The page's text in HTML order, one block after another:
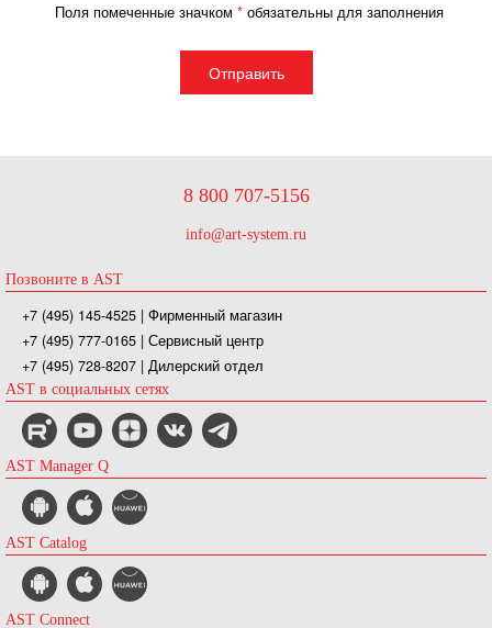
Поля помеченные значком *обязательны для заполнения
8 800 707-5156
info@art-system.ru
Позвоните в AST
+7 (495) 145-4525 | Фирменный магазин
+7 (495) 777-0165 | Сервисный центр
+7 (495) 728-8207 | Дилерский отдел
AST в социальных сетях
AST Manager Q
AST Catalog
AST Connect